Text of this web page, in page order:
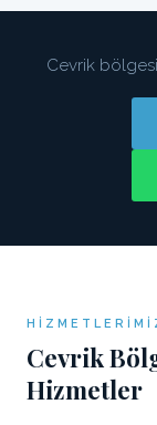
Cevrik
Cevrik
Hizmetler